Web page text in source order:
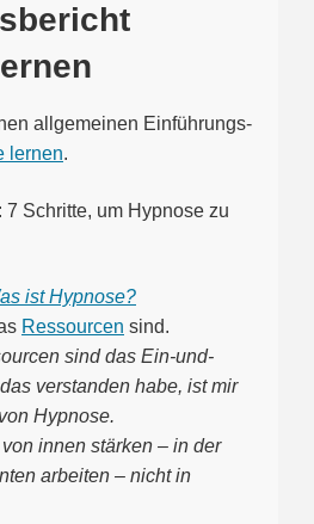
allgemeinen Einführungs-
lernen.
7 Schritte, um Hypnose zu
ist Hypnose?
Ressourcen sind.
sind das Ein-und-
verstanden habe, ist mir
Hypnose.
innen stärken – in der
arbeiten – nicht in